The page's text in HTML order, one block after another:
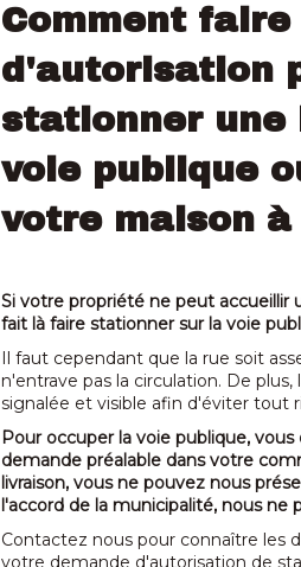
Comment faire
d'autorisation
stationner une
voie publique
votre maison
Si votre propriété ne peut accueillir
fait là faire stationner sur la voie
Il faut cependant que la rue soit
n'entrave pas la circulation. De
signalée et visible afin d'éviter tout
Pour occuper la voie publique,
demande préalable dans votre
livraison, vous ne pouvez nous
l'accord de la municipalité, nous ne
Contactez nous pour connaître les
votre demande d'autorisation de